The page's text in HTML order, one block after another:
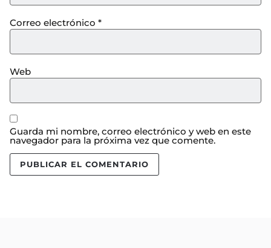
Correo electrónico *
Web
Guarda mi nombre, correo electrónico y web en este
navegador para la próxima vez que comente.